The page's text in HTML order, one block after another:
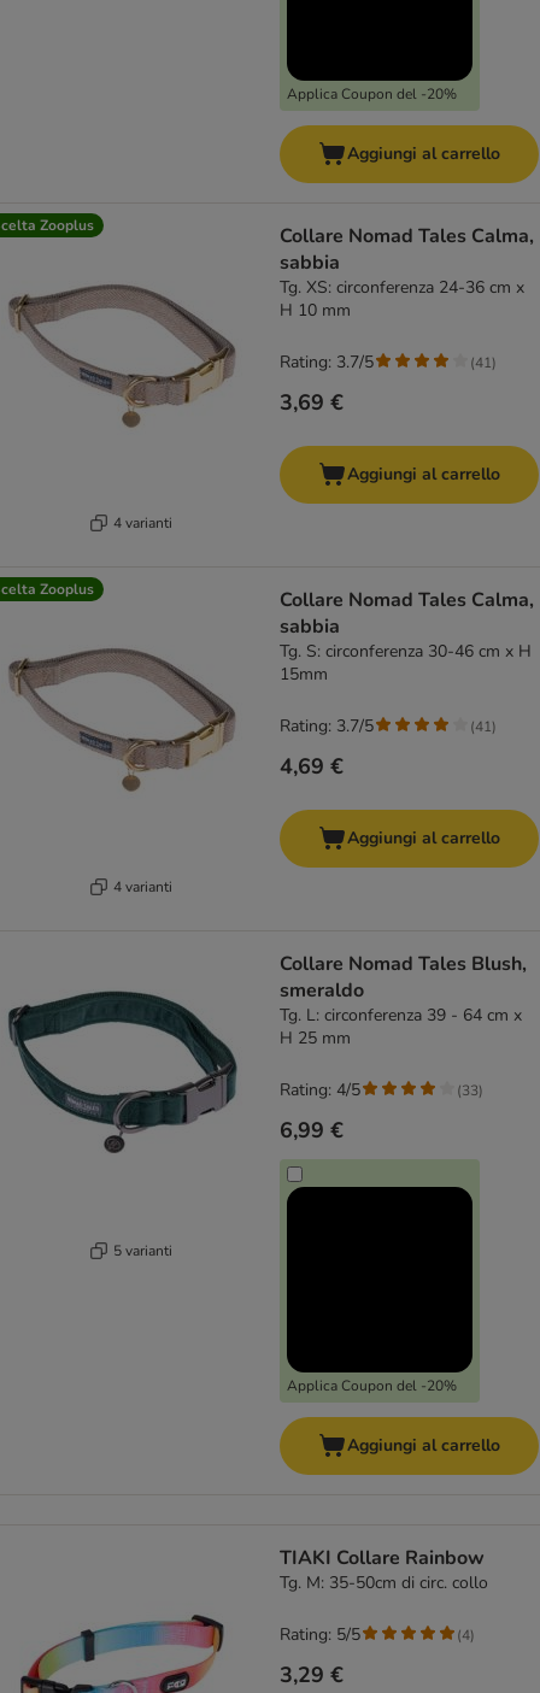
Applica Coupon del -20%
Aggiungi al carrello
Zooplus
4 varianti
Collare Nomad Tales Calma,
sabbia
Tg. XS: circonferenza 24-36 cm x
H 10 mm
3,69 €
Rating: 3.7/5 (41)
Aggiungi al carrello
Zooplus
4 varianti
Collare Nomad Tales Calma,
sabbia
Tg. S: circonferenza 30-46 cm x H
15mm
4,69 €
Rating: 3.7/5 (41)
Aggiungi al carrello
5 varianti
Collare Nomad Tales Blush,
smeraldo
Tg. L: circonferenza 39 - 64 cm x
H 25 mm
6,99 €
Applica Coupon del -20%
Rating: 4/5 (33)
Aggiungi al carrello
TIAKI Collare Rainbow
Tg. M: 35-50cm di circ. collo
3,29 €
Rating: 5/5 (4)